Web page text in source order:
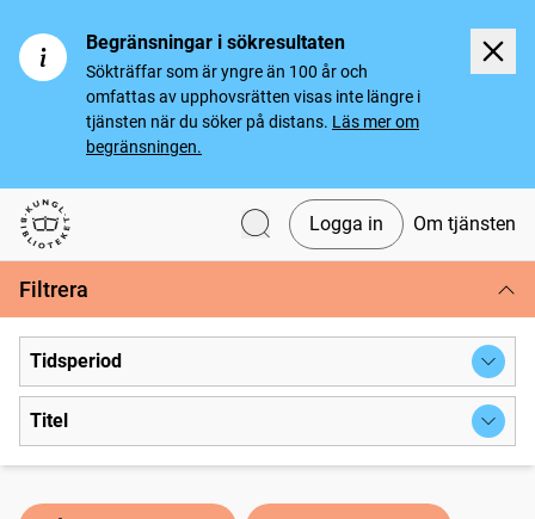
Begränsningar i sökresultaten
Sökträffar som är yngre än 100 år och
omfattas av upphovsrätten visas inte längre i
tjänsten när du söker på distans. Läs mer om
begränsningen.
Svenska tidningar
Logga in Om tjänsten
Filtrera
Tidsperiod
Titel